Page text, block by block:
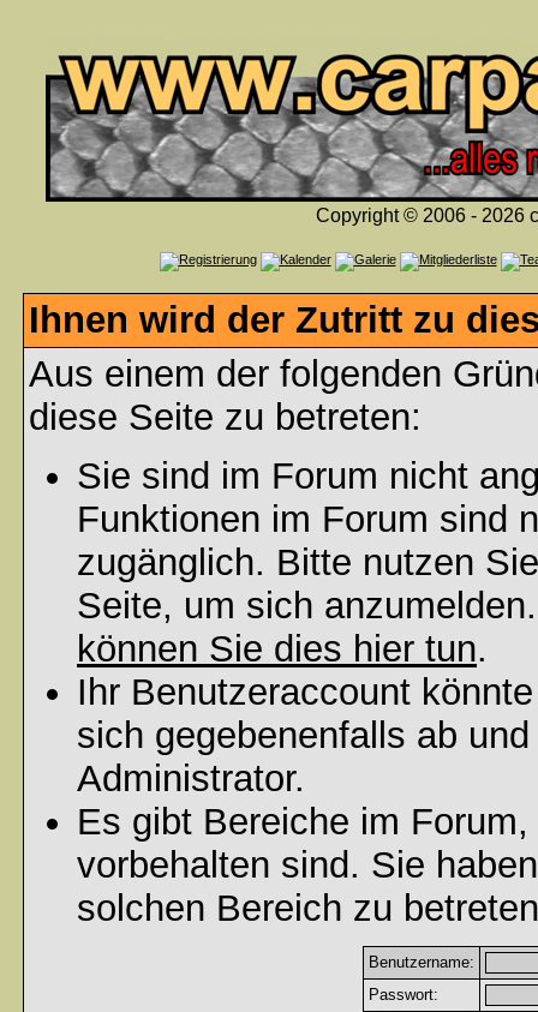
Copyright © 2006 - 2026
Ihnen wird der Zutritt zu
Aus einem der folgenden
diese Seite zu betreten:
Sie sind im Forum nicht
Funktionen im Forum sind
zugänglich. Bitte nutzen
Seite, um sich
können Sie dies hier tun.
Ihr Benutzeraccount
sich gegebenenfalls ab
Administrator.
Es gibt Bereiche im
vorbehalten sind. Sie
solchen Bereich zu
Benutzername:
Passwort: